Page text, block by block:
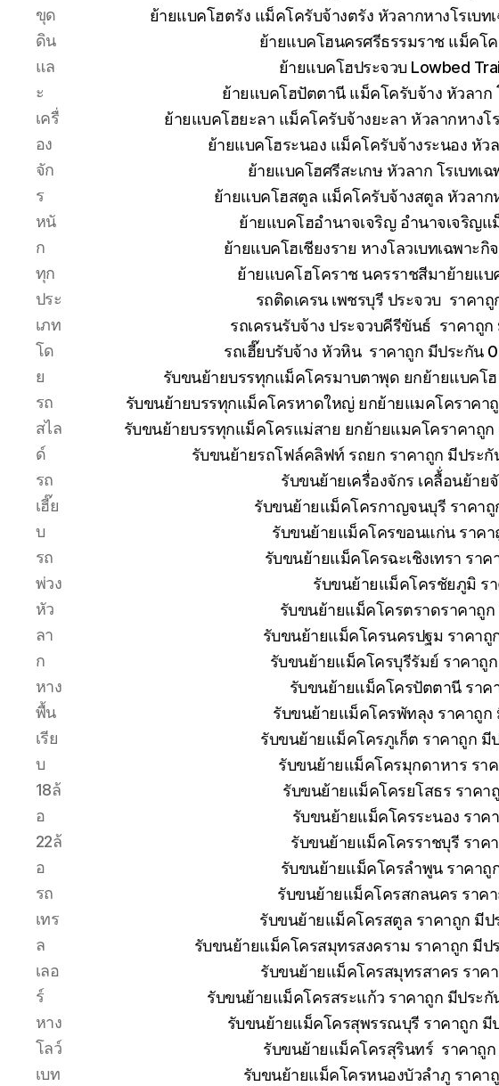
ขุด
ดิน
แล
ะ
เครื่
อง
จัก
ร
หนั
ก
ทุก
ประ
เภท
โด
ย
รถ
สไล
ด์
รถ
เฮี๊ย
บ
รถ
พ่วง
หัว
ลา
ก
หาง
พื้น
เรีย
บ
18ล้
อ
22ล้
อ
รถ
เทร
ล
เลอ
ร์
หาง
โลว์
เบท
ย้ายแบคโฮตรัง แม็คโครับจ้างตรัง หัวลากหางโรเบท
ย้ายแบคโฮนครศรีธรรมราช แม็คโ
ย้ายแบคโฮประจวบ Lowbed
ย้ายแบคโฮปัตตานี แม็คโครับจ้าง หัวลาก
ย้ายแบคโฮยะลา แม็คโครับจ้างยะลา หัวลากหางโ
ย้ายแบคโฮระนอง แม็คโครับจ้างระนอง หัว
ย้ายแบคโฮศรีสะเกษ หัวลาก โรเบทเ
ย้ายแบคโฮสตูล แม็คโครับจ้างสตูล หัวลาก
ย้ายแบคโฮอำนาจเจริญ อำนาจเจริญแ
ย้ายแบคโฮเชียงราย หางโลวเบทเฉพาะ
ย้ายแบคโฮโคราช นครราชสีมาย้ายแ
รถติดเครน เพชรบุรี ประจวบ ราคา
รถเครนรับจ้าง ประจวบคีรีขันธ์ ราคาถูก
รถเฮี๊ยบรับจ้าง หัวหิน ราคาถูก มีประกัน
รับขนย้ายบรรทุกแม็คโครมาบตาพุด ยกย้ายแบคโฮ
รับขนย้ายบรรทุกแม็คโครหาดใหญ่ ยกย้ายแมคโคราคาถู
รับขนย้ายบรรทุกแม็คโครแม่สาย ยกย้ายแมคโคราคาถูก
รับขนย้ายรถโฟล์คลิฟท์ รถยก ราคาถูก มีประกั
รับขนย้ายเครื่องจักร เคลื้่อนย้า
รับขนย้ายแม็คโครกาญจนบุรี ราคาถู
รับขนย้ายแม็คโครขอนแก่น ราคา
รับขนย้ายแม็คโครฉะเชิงเทรา รา
รับขนย้ายแม็คโครชัยภูมิ ร
รับขนย้ายแม็คโครตราดราคาถูก
รับขนย้ายแม็คโครนครปฐม ราคาถู
รับขนย้ายแม็คโครบุรีรัมย์ ราคาถู
รับขนย้ายแม็คโครปัตตานี ราค
รับขนย้ายแม็คโครพัทลุง ราคาถูก
รับขนย้ายแม็คโครภูเก็ต ราคาถูก มี
รับขนย้ายแม็คโครมุกดาหาร รา
รับขนย้ายแม็คโครยโสธร ราคา
รับขนย้ายแม็คโครระนอง ราค
รับขนย้ายแม็คโครราชบุรี ราค
รับขนย้ายแม็คโครลำพูน ราคาถู
รับขนย้ายแม็คโครสกลนคร ราค
รับขนย้ายแม็คโครสตูล ราคาถูก มีป
รับขนย้ายแม็คโครสมุทรสงคราม ราคาถูก มีป
รับขนย้ายแม็คโครสมุทรสาคร ราค
รับขนย้ายแม็คโครสระแก้ว ราคาถูก มีประกั
รับขนย้ายแม็คโครสุพรรณบุรี ราคาถูก มี
รับขนย้ายแม็คโครสุรินทร์ ราคาถูก
รับขนย้ายแม็คโครหนองบัวลำภู ราคา